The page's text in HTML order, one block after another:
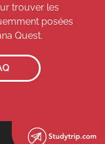
trouver les
posées
Quest.